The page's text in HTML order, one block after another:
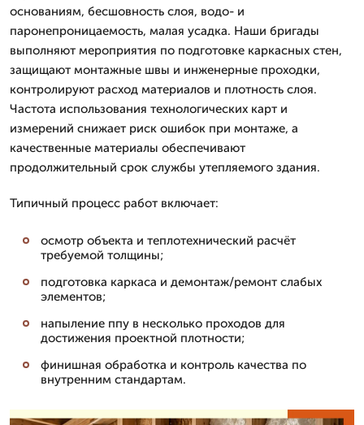
основаниям, бесшовность слоя, водо- и
паронепроницаемость, малая усадка. Наши бригады
выполняют мероприятия по подготовке каркасных стен,
защищают монтажные швы и инженерные проходки,
контролируют расход материалов и плотность слоя.
Частота использования технологических карт и
измерений снижает риск ошибок при монтаже, а
качественные материалы обеспечивают
продолжительный срок службы утепляемого здания.
Типичный процесс работ включает:
осмотр объекта и теплотехнический расчёт
требуемой толщины;
подготовка каркаса и демонтаж/ремонт слабых
элементов;
напыление ппу в несколько проходов для
достижения проектной плотности;
финишная обработка и контроль качества по
внутренним стандартам.